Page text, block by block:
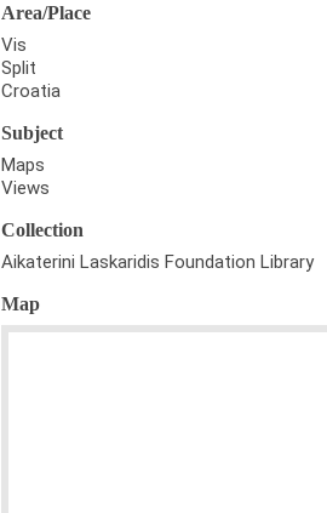
Area/Place
Vis
Split
Croatia
Subject
Maps
Views
Collection
Aikaterini Laskaridis Foundation Library
Map